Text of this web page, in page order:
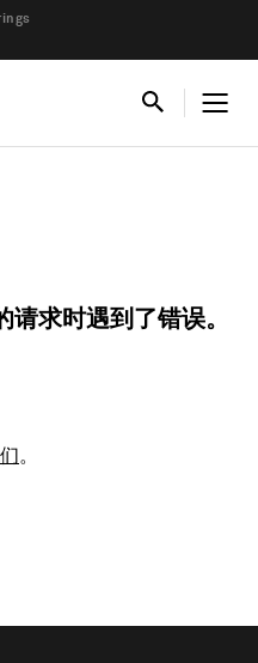
求时遇到了错误。
。